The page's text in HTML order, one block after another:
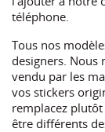
téléphone.
Tous nos
designers. Nous
vendu par les
vos stickers
remplacez
être différents